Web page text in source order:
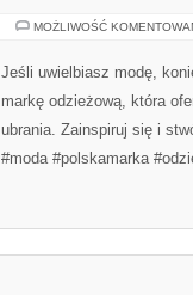
MOŻLIWOŚĆ
Jeśli uwielbiasz modę,
markę odzieżową, która
ubrania. Zainspiruj się i
#moda #polskamarka